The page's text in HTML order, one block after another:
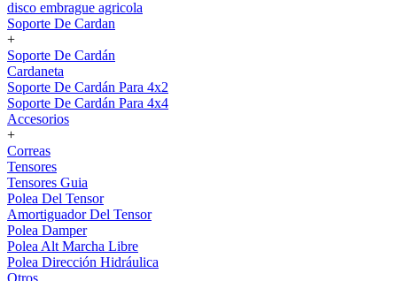
disco embrague agricola
Soporte De Cardan
+
Soporte De Cardán
Cardaneta
Soporte De Cardán Para 4x2
Soporte De Cardán Para 4x4
Accesorios
+
Correas
Tensores
Tensores Guia
Polea Del Tensor
Amortiguador Del Tensor
Polea Damper
Polea Alt Marcha Libre
Polea Dirección Hidráulica
Otros